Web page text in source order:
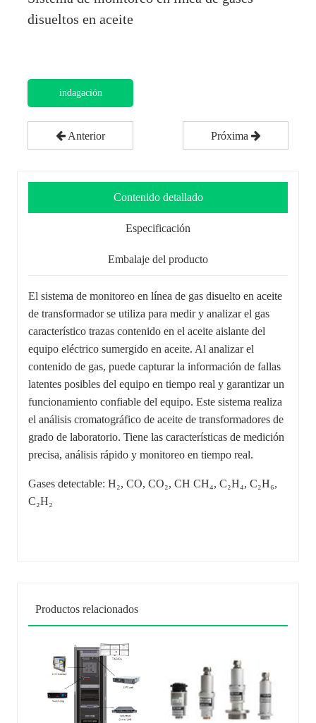
disueltos en aceite
indagación
Anterior Próxima
Contenido detallado
Especificación
Embalaje del producto
El sistema de monitoreo en línea de gas disuelto en aceite
de transformador se utiliza para medir y analizar el gas
característico trazas contenido en el aceite aislante del
equipo eléctrico sumergido en aceite. Al analizar el
contenido de gas, puede capturar la información de fallas
latentes posibles del equipo en tiempo real y garantizar un
funcionamiento confiable del equipo. Este sistema realiza
el análisis cromatográfico de aceite de transformadores de
grado de laboratorio. Tiene las características de medición
precisa, análisis rápido y monitoreo en tiempo real.
Gases detectable: H₂, CO, CO₂, CH CH₄, C₂H₄, C₂H₆,
C₂H₂
Productos relacionados